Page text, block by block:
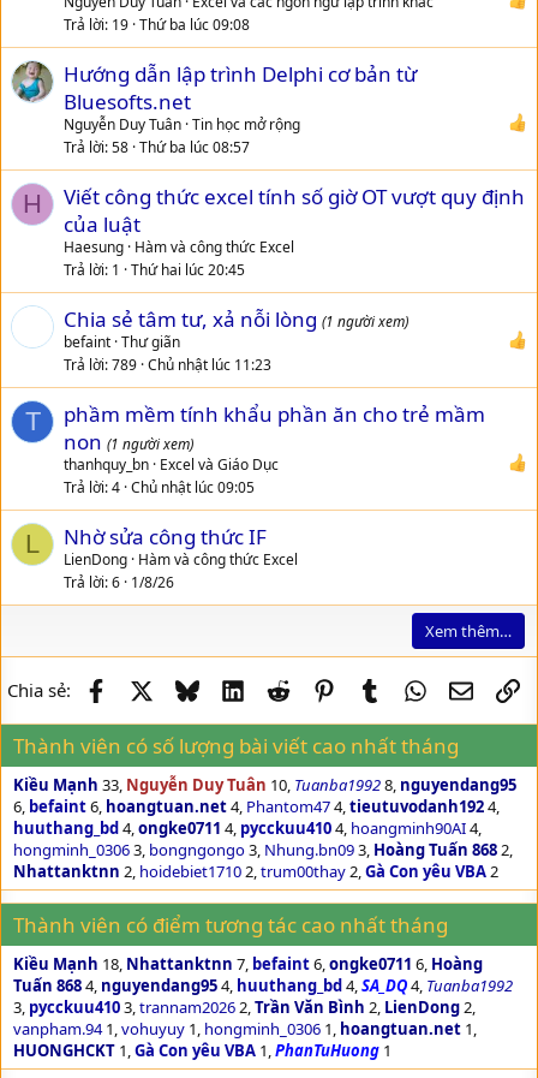
Trả lời 19 Thứ ba lúc 09:08
Hướng dẫn lập trình Delphi cơ bản từ
Bluesofts.net
Nguyễn Duy Tuân Tin học mở rộng
Trả lời 58 Thứ ba lúc 08:57
H
Viết công thức excel tính số giờ OT vượt quy định
của luật
Haesung Hàm và công thức Excel
Trả lời 1 Thứ hai lúc 20:45
Chia sẻ tâm tư, xả nỗi lòng (1 người xem)
befaint Thư giãn
Trả lời 789 Chủ nhật lúc 11:23
T
phầm mềm tính khẩu phần ăn cho trẻ mầm
non (1 người xem)
thanhquy_bn Excel và Giáo Dục
Trả lời 4 Chủ nhật lúc 09:05
L Nhờ sửa công thức IF
LienDong Hàm và công thức Excel
Trả lời 6 1/8/26
Xem thêm…
Chia sẻ: Facebook BlueskyLinkedIn
Reddit PinterestTumblrWhatsApp
Email
Thành viên có số lượng bài viết cao nhất tháng
Kiều Mạnh 33 Nguyễn Duy Tuân 10 Tuanba19928 nguyendang95
6 befaint6 hoangtuan.net4 Phantom474 tieutuvodanh1924
huuthang_bd4 ongke0711 4 pycckuu4104 hoangminh90AI4
hongminh_03063 bongngongo3 Nhung.bn093 Hoàng Tuấn 8682
Nhattanktnn 2 hoidebiet17102 trum00thay2 Gà Con yêu VBA2
Thành viên có điểm tương tác cao nhất tháng
Kiều Mạnh 18 Nhattanktnn 7 befaint6 ongke0711 6 Hoàng
Tuấn 8684 nguyendang954 huuthang_bd4 SA_DQ4 Tuanba1992
3 pycckuu4103 trannam20262 Trần Văn Bình 2 LienDong2
vanpham.941 vohuyuy 1 hongminh_0306 1 hoangtuan.net 1
HUONGHCKT 1 Gà Con yêu VBA 1 PhanTuHuong 1